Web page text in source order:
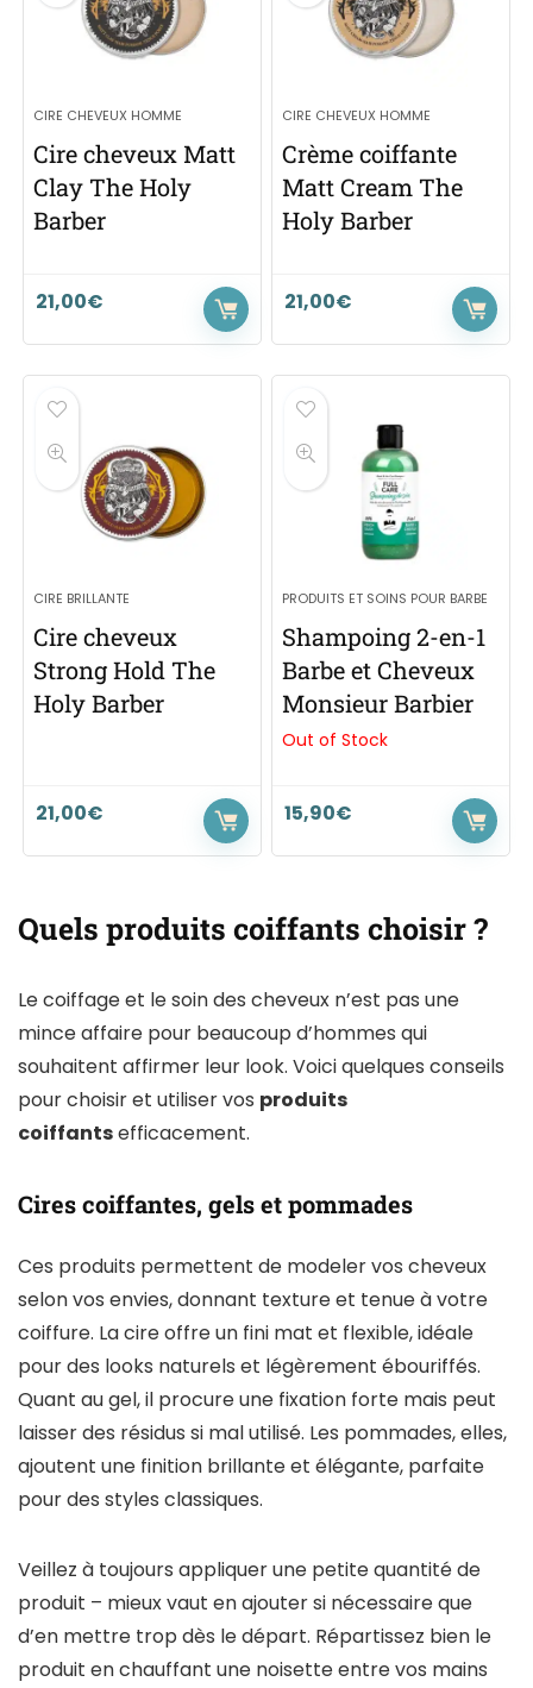
CIRE CHEVEUX HOMME
Cire cheveux Matt
Clay The Holy
Barber
21,00€
CIRE CHEVEUX HOMME
Crème coiffante
Matt Cream The
Holy Barber
21,00€
CIRE BRILLANTE
Cire cheveux
Strong Hold The
Holy Barber
21,00€
PRODUITS ET SOINS POUR BARBE
Shampoing 2-en-1
Barbe et Cheveux
Monsieur Barbier
Out of Stock
15,90€
Quels produits coiffants choisir ?
Le coiffage et le soin des cheveux n’est pas une
mince affaire pour beaucoup d’hommes qui
souhaitent affirmer leur look. Voici quelques conseils
pour choisir et utiliser vos produits
coiffantsefficacement.
Cires coiffantes, gels et pommades
Ces produits permettent de modeler vos cheveux
selon vos envies, donnant texture et tenue à votre
coiffure. La cire offre un fini mat et flexible, idéale
pour des looks naturels et légèrement ébouriffés.
Quant au gel, il procure une fixation forte mais peut
laisser des résidus si mal utilisé. Les pommades, elles,
ajoutent une finition brillante et élégante, parfaite
pour des styles classiques.
Veillez à toujours appliquer une petite quantité de
produit – mieux vaut en ajouter si nécessaire que
d’en mettre trop dès le départ. Répartissez bien le
produit en chauffant une noisette entre vos mains